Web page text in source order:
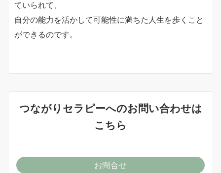
ていられて、
自分の能力を活かして可能性に満ちた人生を歩くこと
ができるのです。
つながりセラピーへのお問い合わせは
こちら
お問合せ